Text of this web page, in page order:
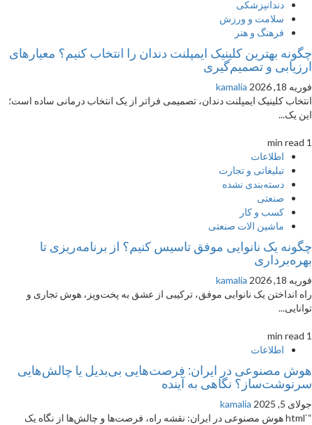
دندانپزشکی
سلامت و ورزش
فرهنگ و هنر
چگونه بهترین کلینیک ایمپلنت دندان را انتخاب کنیم؟ معیارهای
ارزیابی و تصمیم‌گیری
فوریه 18, 2026
kamalia
انتخاب کلینیک ایمپلنت دندان، تصمیمی فراتر از یک انتخاب درمانی ساده است؛
این یک...
1 min read
اطلاعات
تبلیغاتی و تجارت
دسته‌بندی نشده
صنعتی
کسب و کار
ماشین الات صنعتی
چگونه یک نانوایی موفق تاسیس کنیم؟ از برنامه‌ریزی تا
بهره‌برداری
فوریه 18, 2026
kamalia
راه انداختن یک نانوایی موفق، ترکیبی از عشق به پخت‌وپز، هوش تجاری و
توانایی...
1 min read
اطلاعات
هوش مصنوعی در ایران: فرصت‌هایی بی‌بدیل یا چالش‌هایی
سرنوشت‌ساز؟ نگاهی به آینده
جولای 5, 2025
kamalia
“`html هوش مصنوعی در ایران: نقشه راه، فرصت‌ها و چالش‌ها از نگاه یک